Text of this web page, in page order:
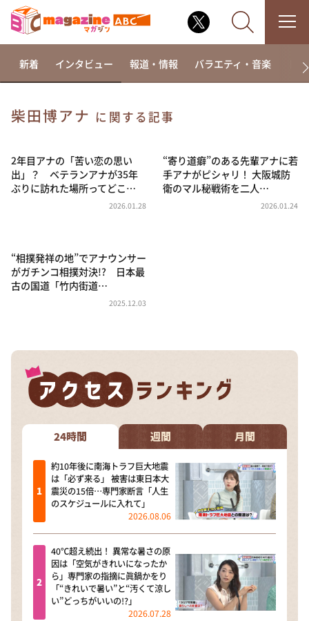
相席食堂
これ余談なんですけど・・・
～人生密着トークバラエティ！～ やすとものいたっ
news おかえり
河合＆A.B.C-Z塚田×福井アナ「なんでやねん！？」
（news おかえり）
教えて！ニュースライブ 正義のミカタ
ＬＩＦＥ～夢のカタチ～
新婚さんいらっしゃい！
ポツンと一軒家
ザキ山小屋本館
ぺこぱのまるスポ
新着 インタビュー 報道・情報 バラエティ・音楽 ド
柴田博アナ に関する記事
2年目アナの「苦い恋の思い
出」？ ベテランアナが35年
ぶりに訪れた場所ってどこ…
2026.01.28
“寄り道癖”のある先輩アナに若
手アナがピシャリ！ 大阪城防
衛のマル秘戦術を二人…
2026.01.24
“相撲発祥の地”でアナウンサー
がガチンコ相撲対決!? 日本最
古の国道「竹内街道…
2025.12.03
24時間 週間 月間
約10年後に南海トラフ巨大地震
は「必ず来る」 被害は東日本大
震災の15倍…専門家断言「人生
のスケジュールに入れて」
2026.08.06
40℃超え続出！ 異常な暑さの原
因は「空気がきれいになったか
ら」専門家の指摘に眞鍋かをり
「“きれいで暑い”と“汚くて涼し
い”どっちがいいの!?」
2026.07.28